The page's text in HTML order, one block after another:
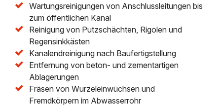
Wartungsreinigungen von Anschlussleitungen bis
zum öffentlichen Kanal
Reinigung von Putzschächten, Rigolen und
Regensinkkästen
Kanalendreinigung nach Baufertigstellung
Entfernung von beton- und zementartigen
Ablagerungen
Fräsen von Wurzeleinwüchsen und
Fremdkörpern im Abwasserrohr